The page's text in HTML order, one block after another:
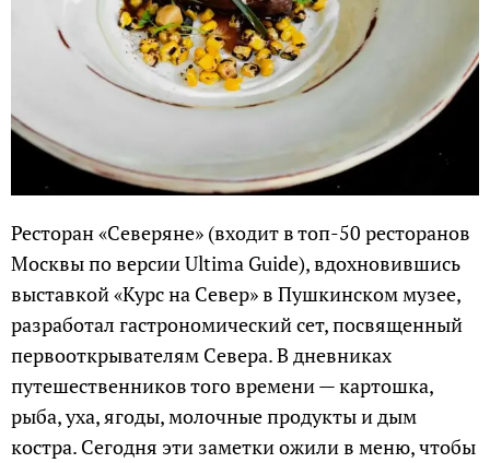
Ресторан «Северяне» (входит в топ-50 ресторанов
Москвы по версии Ultima Guide), вдохновившись
выставкой «Курс на Север» в Пушкинском музее,
разработал гастрономический сет, посвященный
первооткрывателям Севера. В дневниках
путешественников того времени — картошка,
рыба, уха, ягоды, молочные продукты и дым
костра. Сегодня эти заметки ожили в меню, чтобы